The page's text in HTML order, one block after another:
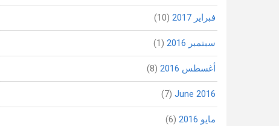
فبراير 2017 (10)
سبتمبر 2016 (1)
أغسطس 2016 (8)
June 2016
(7)
مايو 2016 (6)